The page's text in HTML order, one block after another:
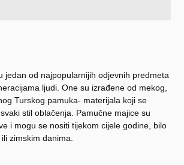
jedan od najpopularnijih odjevnih predmeta
ljudi. One su izrađene od mekog,
Turskog pamuka- materijala koji se
stil oblačenja. Pamučne majice su
i mogu se nositi tijekom cijele godine, bilo
zimskim danima.